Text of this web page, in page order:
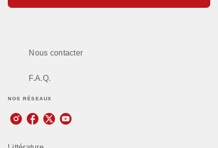
Nous contacter
F.A.Q.
NOS RÉSEAUX